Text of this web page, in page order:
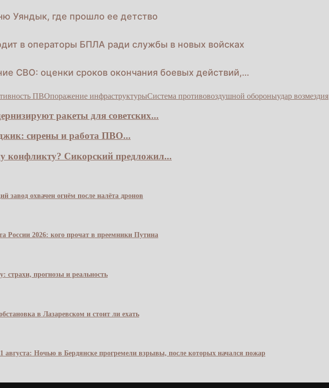
Уяндык, где прошло ее детство
в операторы БПЛА ради службы в новых войсках
СВО: оценки сроков окончания боевых действий,…
ПВОпоражение инфраструктурыСистема противовоздушной обороныудар возмездия
ракеты для советских...
сирены и работа ПВО...
конфликту? Сикорский предложил...
завод охвачен огнём после налёта дронов
России 2026: кого прочат в преемники Путина
страхи, прогнозы и реальность
в Лазаревском и стоит ли ехать
августа: Ночью в Бердянске прогремели взрывы, после которых начался пожар